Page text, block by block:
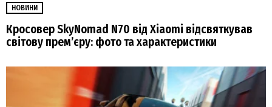
НОВИНИ
Кросовер SkyNomad N70 від Xiaomi відсвяткував
світову прем’єру: фото та характеристики